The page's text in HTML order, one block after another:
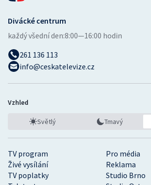
TV program
Pro média
Živé vysílání
Reklama
TV poplatky
Studio Brno
Divácké centrum
každý všední den:8:00—16:00 hodin
261 136 113
info@ceskatelevize.cz
Vzhled
Světlý Tmavý